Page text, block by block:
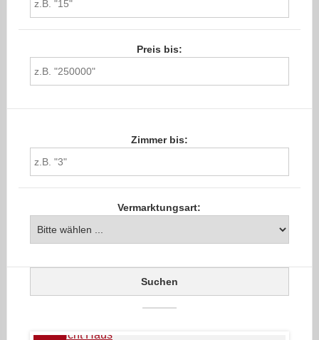
Preis bis:
Zimmer bis:
Vermarktungsart: